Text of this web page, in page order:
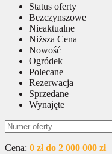
Status oferty
Bezczynszowe
Nieaktualne
Niższa Cena
Nowość
Ogródek
Polecane
Rezerwacja
Sprzedane
Wynajęte
Cena: 0 zł do 2 000 000 zł